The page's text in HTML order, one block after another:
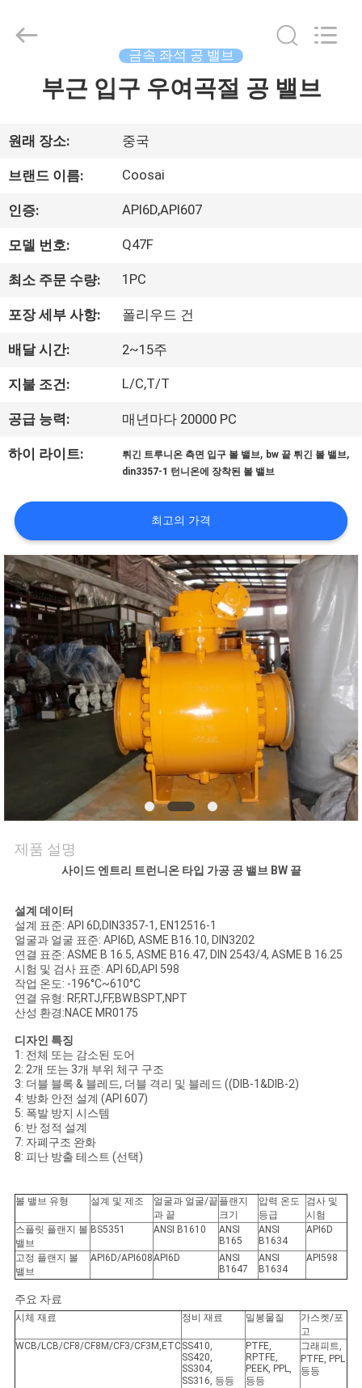
제
품
우
한
것
공
투
어
품
질
관
리
와
연
뉴
스
인
용
을
요
청
하
십
시
오
사
금속 좌석 공 밸브
부근 입구 우여곡절 공 밸브
원래 장소: 중국
브랜드 이름: Coosai
인증: API6D,API607
모델 번호: Q47F
최소 주문 수량: 1PC
포장 세부 사항: 폴리우드 건
배달 시간: 2~15주
지불 조건: L/C,T/T
공급 능력: 매년마다 20000 PC
하이 라이트: 튀긴 트루니온 측면 입구 볼 밸브, bw 끝 튀긴 볼 밸브,
din3357-1 턴니온에 장착된 볼 밸브
최고의 가격
제품 설명
사이드 엔트리 트런니온 타입 가공 공 밸브 BW 끝
설계 데이터
설계 표준: API 6D,DIN3357-1, EN12516-1
얼굴과 얼굴 표준: API6D, ASME B16.10, DIN3202
연결 표준: ASME B 16.5, ASME B16.47, DIN 2543/4, ASME B 16.25
시험 및 검사 표준: API 6D,API 598
작업 온도: -196°C~610°C
연결 유형: RF,RTJ,FF,BW.BSPT,NPT
산성 환경:NACE MR0175
디자인 특징
1: 전체 또는 감소된 도어
2: 2개 또는 3개 부위 체구 구조
3: 더블 블록 & 블레드, 더블 격리 및 블레드 ((DIB-1&DIB-2)
4: 방화 안전 설계 (API 607)
5: 폭발 방지 시스템
6: 반 정적 설계
7: 자폐구조 완화
8: 피난 방출 테스트 (선택)
볼 밸브 유형 설계 및 제조
얼굴과 얼굴/끝
과 끝
플랜지
크기
압력 온도
등급
검사 및
시험
스플릿 플랜지 볼
밸브
BS5351 ANSI B1610
ANSI
B165
ANSI
B1634
API6D
고정 플랜지 볼
밸브
API6D/API608API6D
ANSI
B1647
ANSI
B1634
API598
주요 자료
시체 재료 정비 재료 밀봉물질
가스켓/포
고
WCB/LCB/CF8/CF8M/CF3/CF3M,ETCSS410,
SS420,
SS304,
SS316, 등등
PTFE,
RPTFE,
PEEK, PPL,
등등
그래피트,
PTFE, PPL
등등